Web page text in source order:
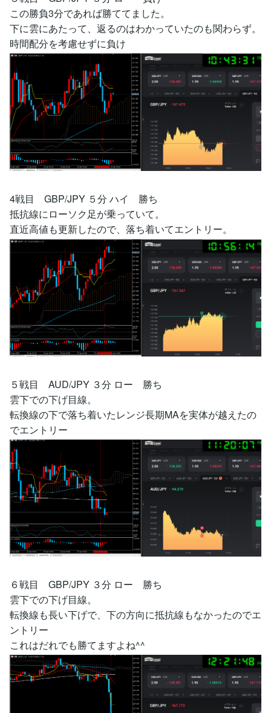
この勝負3分であれば勝ててました。
下に雲にあたって、返るのはわかっていたのも関わらず。
時間配分を考慮せずに負け
4戦目 GBP/JPY ５分 ハイ 勝ち
抵抗線にローソク足が乗っていて。
直近高値も更新したので、落ち着いてエントリー。
５戦目 AUD/JPY ３分 ロー 勝ち
雲下での下げ目線。
転換線の下で落ち着いたレンジ長期MAを実体が越えたの
でエントリー
６戦目 GBP/JPY ３分 ロー 勝ち
雲下での下げ目線。
転換線も長い下げで、下の方向に抵抗線もなかったのでエ
ントリー
これはだれでも勝てますよね^^